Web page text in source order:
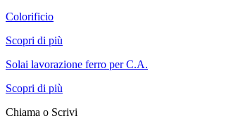
Colorificio
Scopri di più
Solai lavorazione ferro per C.A.
Scopri di più
Chiama o Scrivi